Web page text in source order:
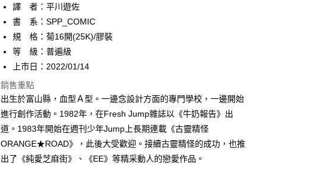
２．便利：只要手機號碼，簡訊認證，即可結帳。
３．安心：先確認商品／服務後，再付款。
【「AFTEE先享後付」結帳流程】
１．於結帳方式選擇「AFTEE先享後付」後，將跳轉至「AFTEE先享後
２．訂單成立數日內，您將收到繳費通知簡訊。
３．收到繳費通知簡訊後14天內，點擊此簡訊中的連結，可透過四大超商
／ATM／網路銀行／等多元方式進行付款，方視為交易完成。
※ 請注意：結帳手續完成當下不需立刻繳費，但若您需要取消訂單，請聯
絡購買商品的店家。未經商家同意取消之訂單仍視為有效，需透過AFTEE
先享後付繳納相關費用。
※ 交易是否成功請以「AFTEE先享後付 」之結帳頁面顯示為準，若有關於
是否繳費成功／繳費後需取消欲退款等相關疑問，請聯繫「AFTEE先享後
付客戶支援中心」https://netprotections.freshdesk.com/support/home
運送方式
宅配
每筆NT$100，滿NT$800(含以上)免運費
國家/地區配送
譯 者：平川遊佐
書 系：SPP_COMIC
規 格：菊16開(25K)/膠裝
等 級：普遍級
上市日：2022/01/14
銷售重點
出生於富山縣，血型Ａ型。一邊念設計方面的專門學校，一邊開始
進行創作活動。1982年，在Fresh Jump雜誌以《牛奶報告》出
道。1983年開始在週刊少年Jump上長期連載《古靈精怪
ORANGE★ROAD》，此後大受歡迎。接續古靈精怪的成功，也推
出了《純愛芝麻街》、《EE》等精采動人的戀愛作品。